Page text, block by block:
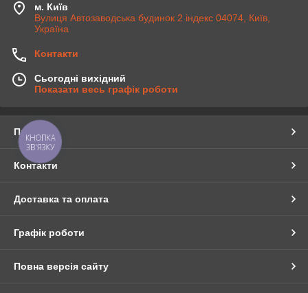
м. Київ
Вулиця Автозаводська будинок 2 індекс 04074, Київ,
Україна
Контакти
Сьогодні вихідний
Показати весь графік роботи
Про нас
Контакти
Доставка та оплата
Графік роботи
Повна версія сайту
КНОПКА
ЗВ'ЯЗКУ